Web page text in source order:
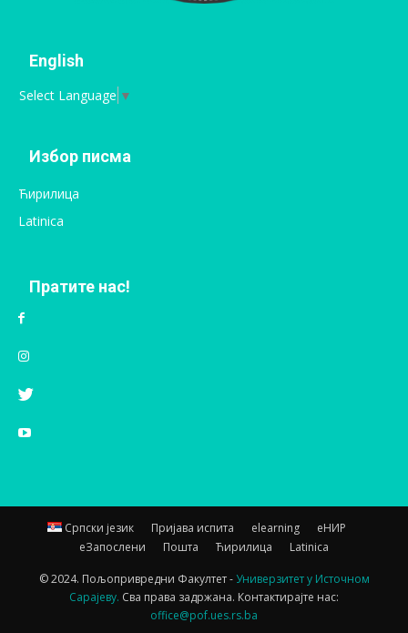
English
Select Language ▼
Избор писма
Ћирилица
Latinica
Пратите нас!
Српски језик Пријава испита elearning
еНИР
еЗапослени
Пошта Ћирилица Latinica
© 2024. Пољопривредни Факултет -Универзитет у Источном
Сарајеву. Сва права задржана. Контактирајте нас:
office@pof.ues.rs.ba